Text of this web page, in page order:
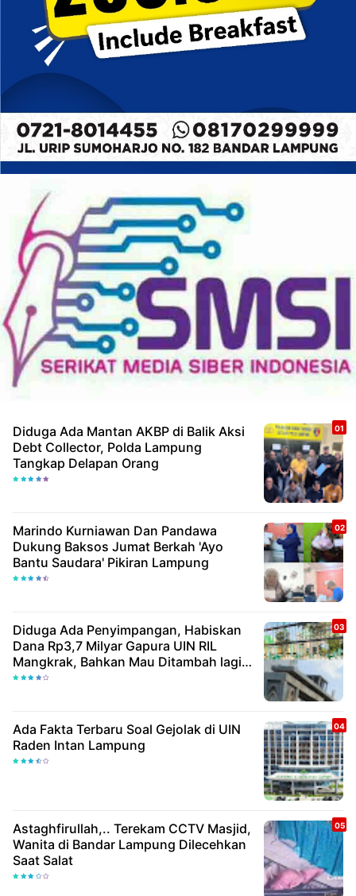
Diduga Ada Mantan AKBP di Balik Aksi
Debt Collector, Polda Lampung
Tangkap Delapan Orang
Marindo Kurniawan Dan Pandawa
Dukung Baksos Jumat Berkah 'Ayo
Bantu Saudara' Pikiran Lampung
Diduga Ada Penyimpangan, Habiskan
Dana Rp3,7 Milyar Gapura UIN RIL
Mangkrak, Bahkan Mau Ditambah lagi 7
Milyar
Ada Fakta Terbaru Soal Gejolak di UIN
Raden Intan Lampung
Astaghfirullah,.. Terekam CCTV Masjid,
Wanita di Bandar Lampung Dilecehkan
Saat Salat